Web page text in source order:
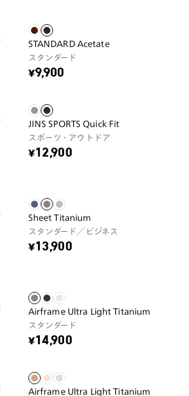
STANDARD Acetate
スタンダード
¥9,900
JINS SPORTS Quick Fit
スポーツ・アウトドア
¥12,900
Sheet Titanium
スタンダード／ビジネス
¥13,900
Airframe Ultra Light Titanium
スタンダード
¥14,900
Airframe Ultra Light Titanium